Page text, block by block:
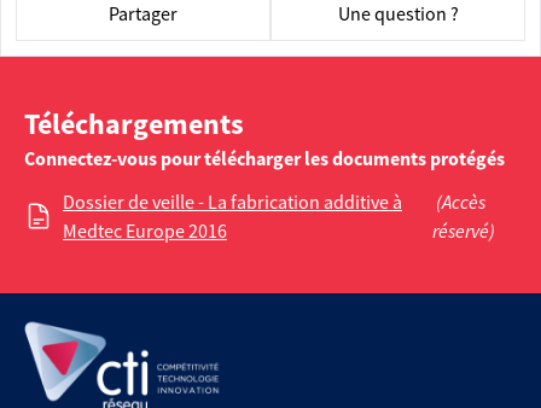
Partager
Une question ?
Téléchargements
Connectez-vous pour télécharger les documents protégés
Dossier de veille - La fabrication additive à
Medtec Europe 2016
(Accès
réservé)